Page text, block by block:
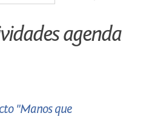
agenda
"Manos que